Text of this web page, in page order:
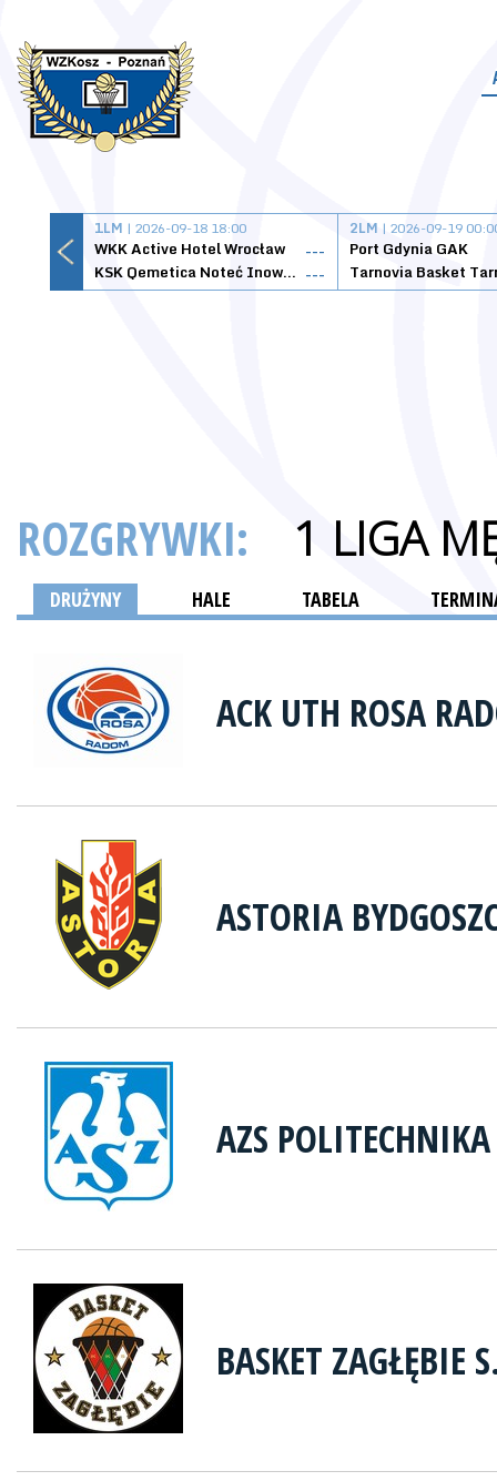
1LM | 2026-09-18 18:00
WKK Active Hotel Wrocław
---
KSK Qemetica Noteć Inowrocław ---
2LM | 2026-09-19
Port Gdynia GAK
ROZGRYWKI: 1 LIGA
DRUŻYNY HALE TABELA
ACK UTH ROSA
ASTORIA
AZS
BASKET ZAGŁĘBIE